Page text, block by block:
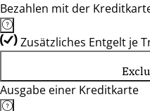
Bezahlen mit der
Zusätzliches Entgelt je
Ausgabe einer Kreditkarte